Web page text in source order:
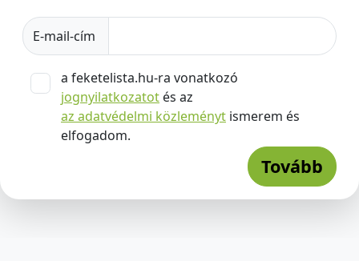
E-mail-cím
a feketelista.hu-ra vonatkozó
jognyilatkozatot és az
az adatvédelmi közleményt ismerem és
elfogadom.
Tovább